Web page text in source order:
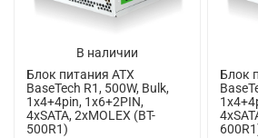
В наличии
Блок питания ATX
BaseTech R1, 500W, Bulk,
1x4+4pin, 1x6+2PIN,
4xSATA, 2xMOLEX (BT-
500R1)
Блок